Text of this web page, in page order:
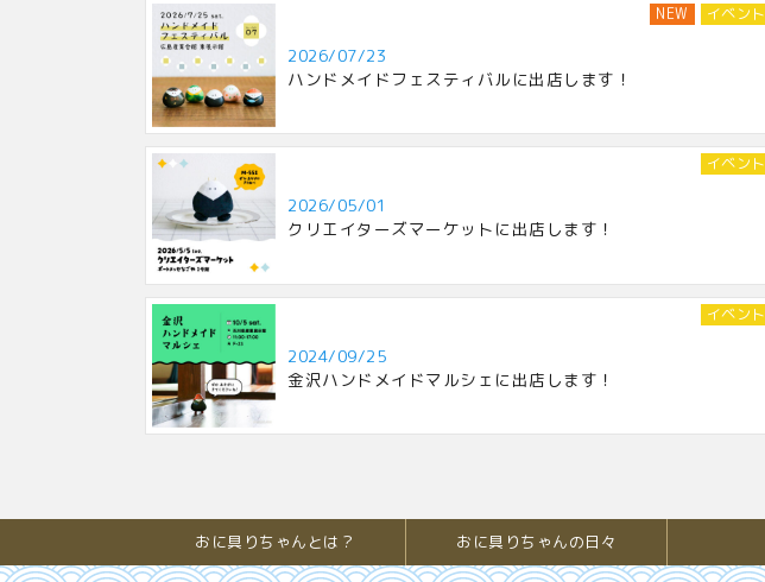
NEW イベント
2026/07/23
ハンドメイドフェスティバルに出店します！
イベント
2026/05/01
クリエイターズマーケットに出店します！
イベント
2024/09/25
金沢ハンドメイドマルシェに出店します！
おに具りちゃんとは？ おに具りちゃんの日々